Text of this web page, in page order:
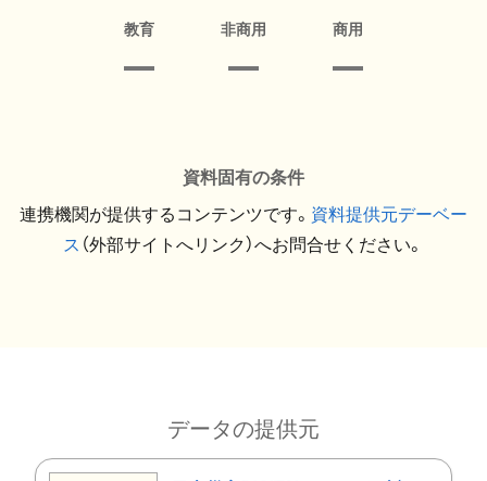
教育 非商用 商用
資料固有の条件
連携機関が提供するコンテンツです。 資料提供元デーベー
ス （外部サイトへリンク）へお問合せください。
データの提供元